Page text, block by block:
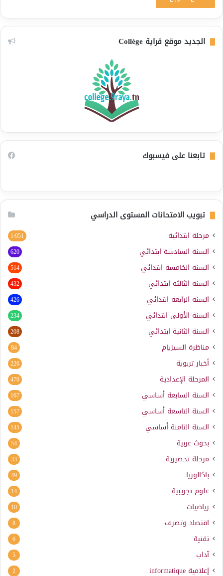
الجديد موقع قراية Collège
تابعنا على فيسبوك
تبويب الامتحانات المستوى الدراسي
مرحلة ابتدائية 1٬951
السنة السادسة ابتدائي 620
السنة الخامسة ابتدائي 514
السنة الثالثة ابتدائي 432
السنة الرابعة ابتدائي 426
السنة الأولى ابتدائي 234
السنة الثانية ابتدائي 208
مناظرة السيزيام 84
أخبار تربوية 226
المرحلة الإعدادية 470
السنة السابعة أساسي 167
السنة التاسعة أساسي 157
السنة الثامنة أساسي 145
بحوث عربية 54
مرحلة تحضيرية 33
باكالوريا 49
علوم تجريبية 14
رياضيات 10
اقتصاد وتصرف 8
تقنية 6
آداب 5
إعلامية informatique
2